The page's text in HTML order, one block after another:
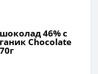
46% с
Chocolate